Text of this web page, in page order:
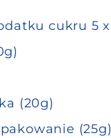
cukru 5 x
(20g)
(25g)